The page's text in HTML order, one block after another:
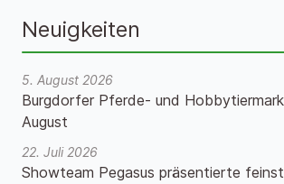
Neuigkeiten
5. August 2026
Burgdorfer Pferde- und
August
22. Juli 2026
Showteam Pegasus präsentierte